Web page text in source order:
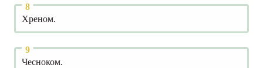
Хреном.
Чесноком.